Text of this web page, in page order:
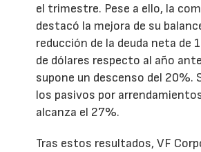
el trimestre. Pese a ello, la
destacó la mejora de su
reducción de la deuda neta de
de dólares respecto al año
supone un descenso del 20%.
los pasivos por
alcanza el 27%.
Tras estos resultados, VF